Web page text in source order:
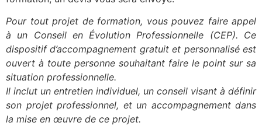
Pour tout projet de formation, vous pouvez faire appel
à un Conseil en Évolution Professionnelle (CEP). Ce
dispositif d’accompagnement gratuit et personnalisé est
ouvert à toute personne souhaitant faire le point sur sa
situation professionnelle.
Il inclut un entretien individuel, un conseil visant à définir
son projet professionnel, et un accompagnement dans
la mise en œuvre de ce projet.